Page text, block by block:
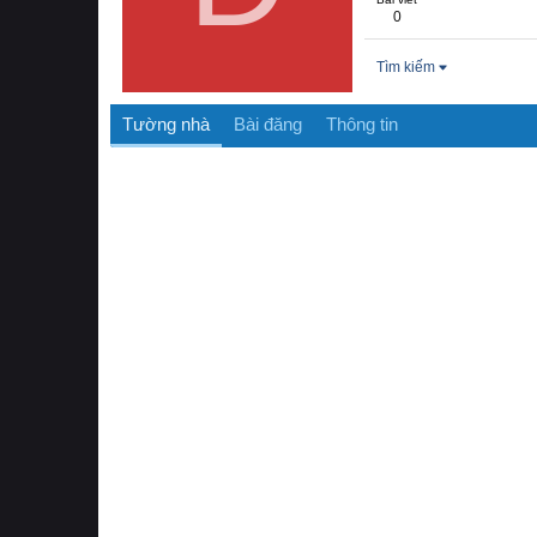
0
Tìm kiếm
Tường nhà Bài đăng Thông tin